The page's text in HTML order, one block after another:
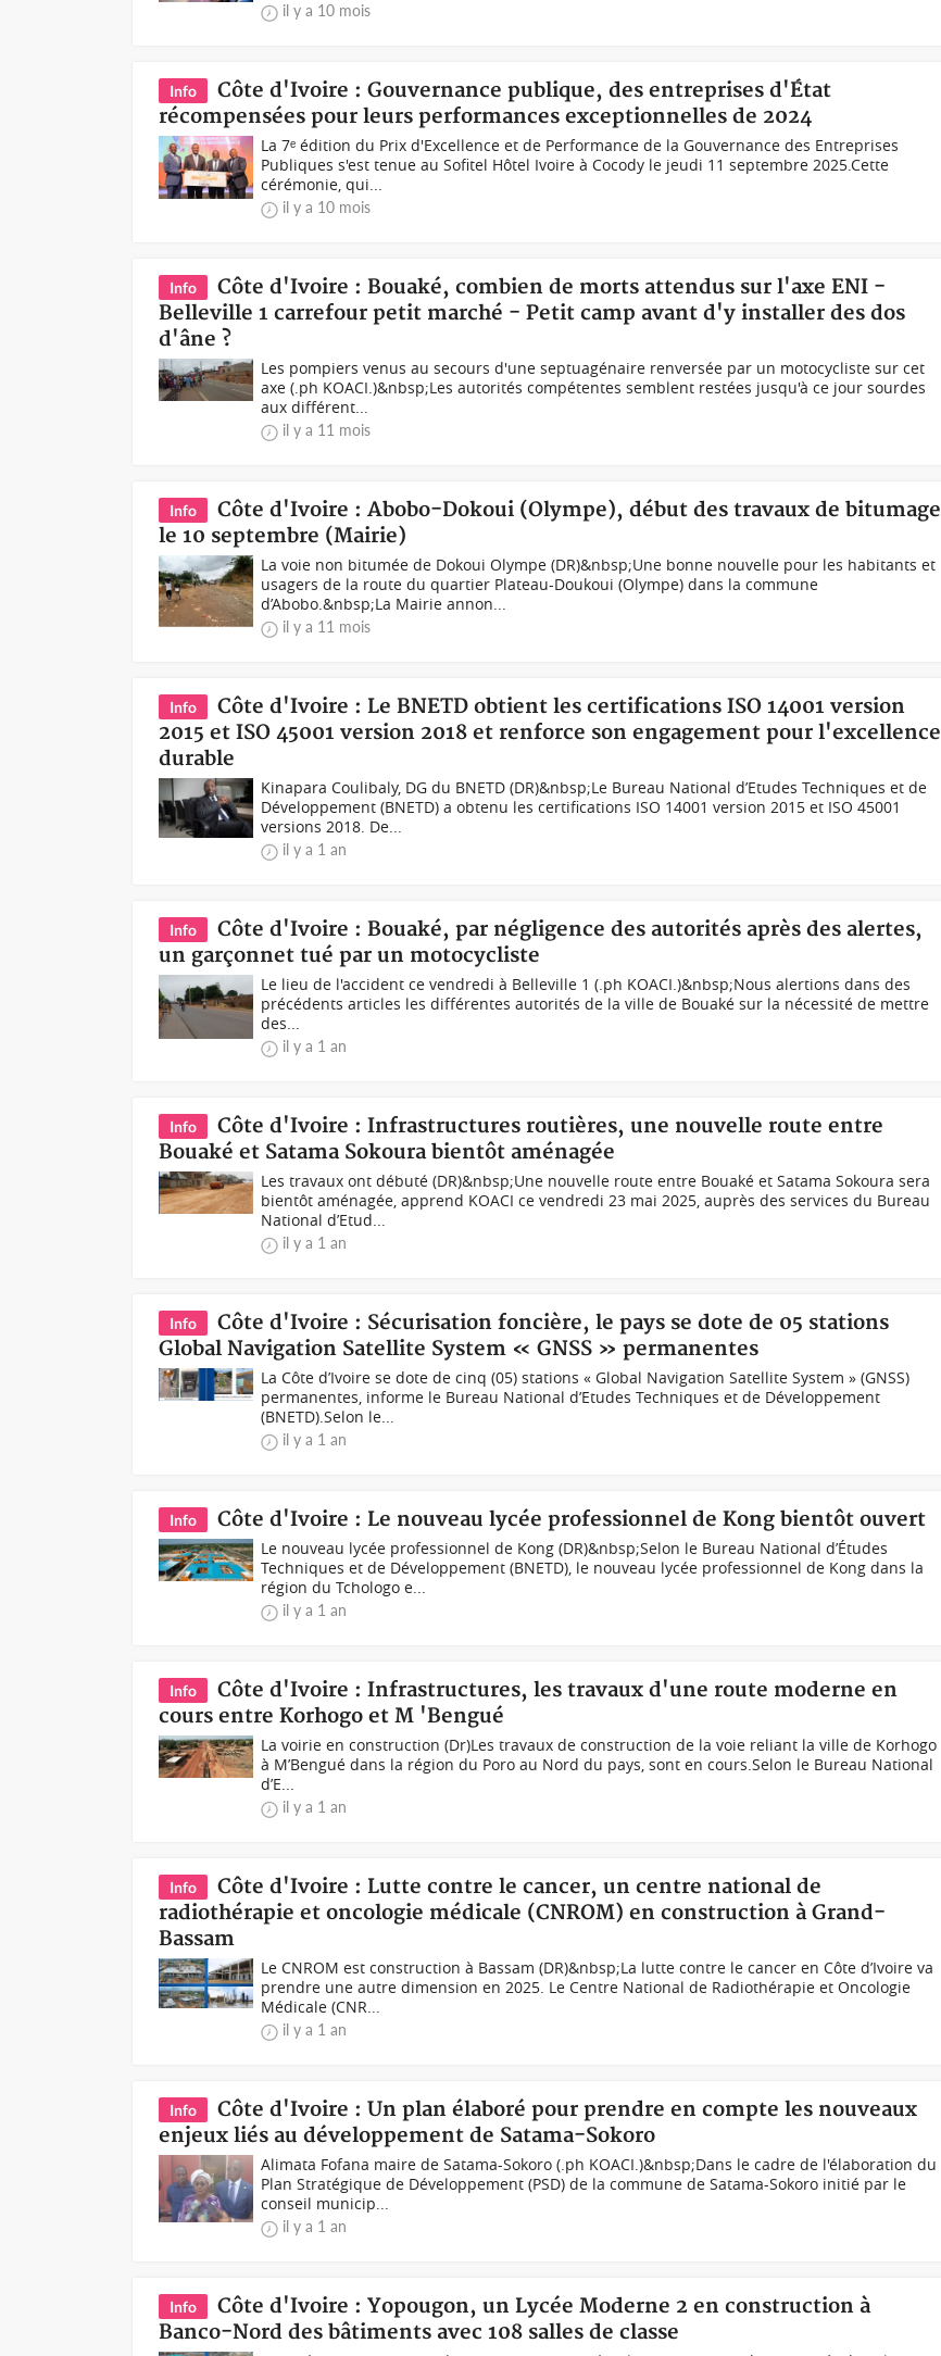
il y a 10 mois
Info
Côte d'Ivoire : Gouvernance publique, des entreprises d'État
récompensées pour leurs performances exceptionnelles de 2024
La 7ᵉ édition du Prix d'Excellence et de Performance de la Gouvernance des Entreprises
Publiques s'est tenue au Sofitel Hôtel Ivoire à Cocody le jeudi 11 septembre 2025.Cette
cérémonie, qui...
il y a 10 mois
Info
Côte d'Ivoire : Bouaké, combien de morts attendus sur l'axe ENI -
Belleville 1 carrefour petit marché - Petit camp avant d'y installer des dos
d'âne ?
Les pompiers venus au secours d'une septuagénaire renversée par un motocycliste sur cet
axe (.ph KOACI.)&nbsp;Les autorités compétentes semblent restées jusqu'à ce jour sourdes
aux différent...
il y a 11 mois
Info
Côte d'Ivoire : Abobo-Dokoui (Olympe), début des travaux de bitumage
le 10 septembre (Mairie)
La voie non bitumée de Dokoui Olympe (DR)&nbsp;Une bonne nouvelle pour les habitants et
usagers de la route du quartier Plateau-Doukoui (Olympe) dans la commune
d’Abobo.&nbsp;La Mairie annon...
il y a 11 mois
Info
Côte d'Ivoire : Le BNETD obtient les certifications ISO 14001 version
2015 et ISO 45001 version 2018 et renforce son engagement pour l'excellence
durable
Kinapara Coulibaly, DG du BNETD (DR)&nbsp;Le Bureau National d’Etudes Techniques et de
Développement (BNETD) a obtenu les certifications ISO 14001 version 2015 et ISO 45001
versions 2018. De...
il y a 1 an
Info
Côte d'Ivoire : Bouaké, par négligence des autorités après des alertes,
un garçonnet tué par un motocycliste
Le lieu de l'accident ce vendredi à Belleville 1 (.ph KOACI.)&nbsp;Nous alertions dans des
précédents articles les différentes autorités de la ville de Bouaké sur la nécessité de mettre
des...
il y a 1 an
Info
Côte d'Ivoire : Infrastructures routières, une nouvelle route entre
Bouaké et Satama Sokoura bientôt aménagée
Les travaux ont débuté (DR)&nbsp;Une nouvelle route entre Bouaké et Satama Sokoura sera
bientôt aménagée, apprend KOACI ce vendredi 23 mai 2025, auprès des services du Bureau
National d’Etud...
il y a 1 an
Info
Côte d'Ivoire : Sécurisation foncière, le pays se dote de 05 stations
Global Navigation Satellite System « GNSS » permanentes
La Côte d’Ivoire se dote de cinq (05) stations « Global Navigation Satellite System » (GNSS)
permanentes, informe le Bureau National d’Etudes Techniques et de Développement
(BNETD).Selon le...
il y a 1 an
Info Côte d'Ivoire : Le nouveau lycée professionnel de Kong bientôt ouvert
Le nouveau lycée professionnel de Kong (DR)&nbsp;Selon le Bureau National d’Études
Techniques et de Développement (BNETD), le nouveau lycée professionnel de Kong dans la
région du Tchologo e...
il y a 1 an
Info
Côte d'Ivoire : Infrastructures, les travaux d'une route moderne en
cours entre Korhogo et M 'Bengué
La voirie en construction (Dr)Les travaux de construction de la voie reliant la ville de Korhogo
à M’Bengué dans la région du Poro au Nord du pays, sont en cours.Selon le Bureau National
d’E...
il y a 1 an
Info
Côte d'Ivoire : Lutte contre le cancer, un centre national de
radiothérapie et oncologie médicale (CNROM) en construction à Grand-
Bassam
Le CNROM est construction à Bassam (DR)&nbsp;La lutte contre le cancer en Côte d’Ivoire va
prendre une autre dimension en 2025. Le Centre National de Radiothérapie et Oncologie
Médicale (CNR...
il y a 1 an
Info
Côte d'Ivoire : Un plan élaboré pour prendre en compte les nouveaux
enjeux liés au développement de Satama-Sokoro
Alimata Fofana maire de Satama-Sokoro (.ph KOACI.)&nbsp;Dans le cadre de l'élaboration du
Plan Stratégique de Développement (PSD) de la commune de Satama-Sokoro initié par le
conseil municip...
il y a 1 an
Info
Côte d'Ivoire : Yopougon, un Lycée Moderne 2 en construction à
Banco-Nord des bâtiments avec 108 salles de classe